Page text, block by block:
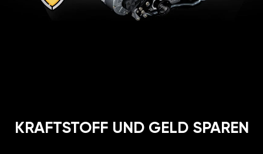
KRAFTSTOFF UND GELD SPAREN